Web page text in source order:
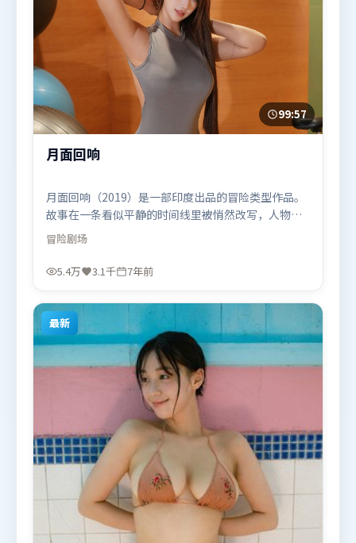
99:57
月面回响
月面回响（2019）是一部印度出品的冒险类型作品。
故事在一条看似平静的时间线里被悄然改写，人物被
迫直面过去与现在的撕裂。类型元素被重新组合，既
致敬经典也尝试突破套路。由王家卫执导，古天乐、
艾米莉·布朗特、秦海璐，雷佳音、吴京等联袂出
上线，适合喜欢冒险题材的观众观看。
冒险剧场
5.4万 3.1千 7年前
最新